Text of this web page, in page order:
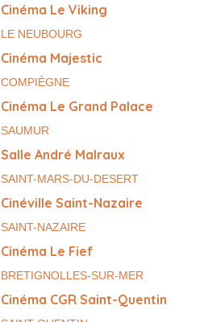
Cinéma Le Viking
LE NEUBOURG
Cinéma Majestic
COMPIÈGNE
Cinéma Le Grand Palace
SAUMUR
Salle André Malraux
SAINT-MARS-DU-DESERT
Cinéville Saint-Nazaire
SAINT-NAZAIRE
Cinéma Le Fief
BRETIGNOLLES-SUR-MER
Cinéma CGR Saint-Quentin